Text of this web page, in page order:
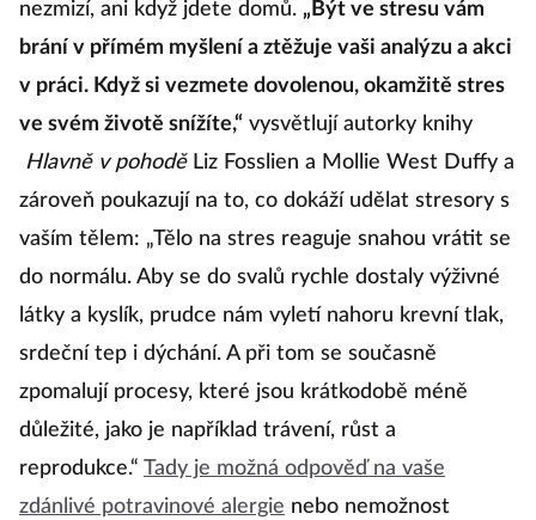
nezmizí, ani když jdete domů. „Být ve stresu vám
brání v přímém myšlení a ztěžuje vaši analýzu a akci
v práci. Když si vezmete dovolenou, okamžitě stres
ve svém životě snížíte,“ vysvětlují autorky knihy
Hlavně v pohoděLiz Fosslien a Mollie West Duffy a
zároveň poukazují na to, co dokáží udělat stresory s
vaším tělem: „Tělo na stres reaguje snahou vrátit se
do normálu. Aby se do svalů rychle dostaly výživné
látky a kyslík, prudce nám vyletí nahoru krevní tlak,
srdeční tep i dýchání. A při tom se současně
zpomalují procesy, které jsou krátkodobě méně
důležité, jako je například trávení, růst a
reprodukce.“ Tady je možná odpověď na vaše
zdánlivé potravinové alergie nebo nemožnost